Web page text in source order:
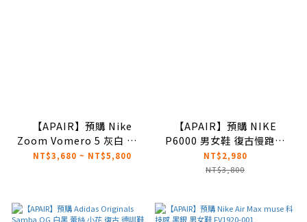
【APAIR】預購 Nike
Zoom Vomero 5 灰白 白銀
灰 戶外 機能 復古跑鞋
NT$3,680 ~ NT$5,800
【APAIR】預購 NIKE
P6000 男女鞋 復古慢跑鞋
CD6404-002 全黑 跑鞋 輕
量 P-6000
NT$2,980
NT$3,800